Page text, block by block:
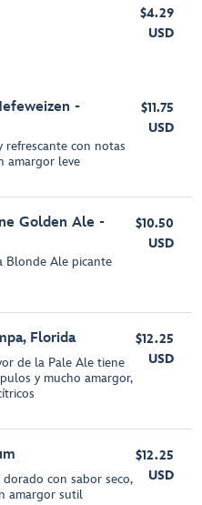
$4.29
USD
-
refrescante con notas
amargor leve
$11.75
USD
Golden Ale -
Blonde Ale picante
$10.50
USD
Florida
de la Pale Ale tiene
y mucho amargor,
$12.25
USD
dorado con sabor seco,
amargor sutil
$12.25
USD